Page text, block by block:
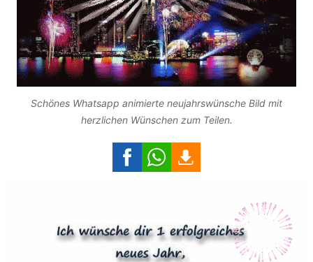
Schönes Whatsapp animierte neujahrswünsche Bild mit
herzlichen Wünschen zum Teilen.